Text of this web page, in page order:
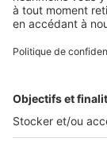
SeLoger lance
vous donne la